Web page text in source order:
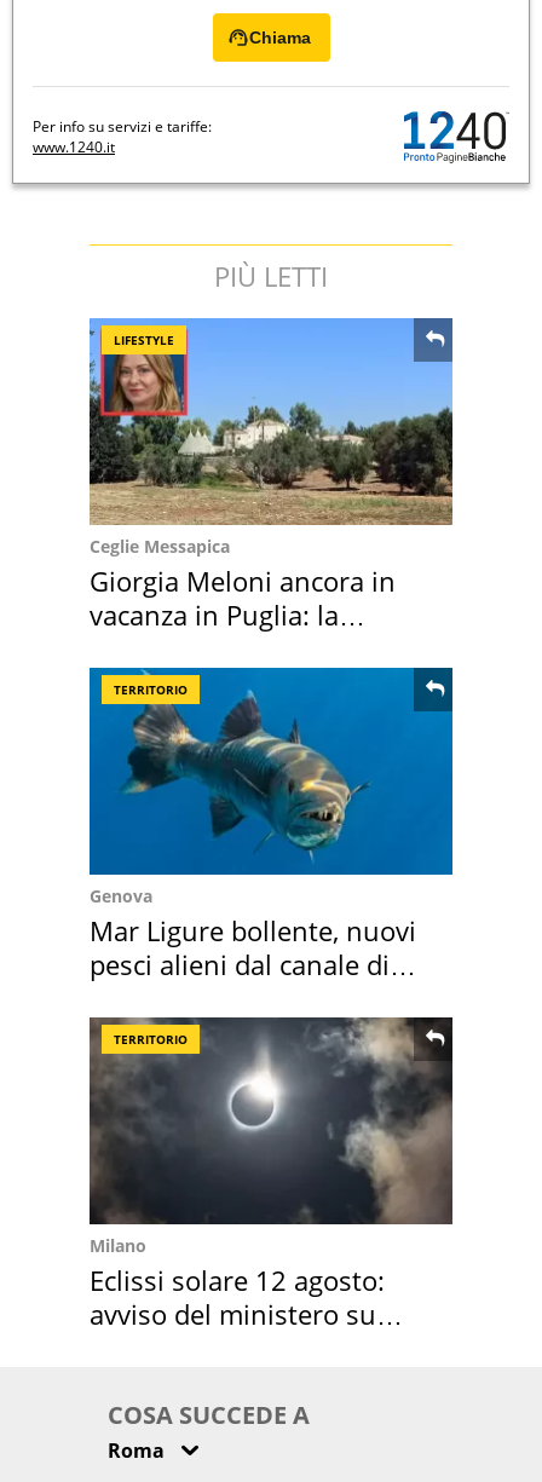
Chiama
Per info su servizi e tariffe:
www.1240.it
PIÙ LETTI
LIFESTYLE
Ceglie Messapica
Giorgia Meloni ancora in
vacanza in Puglia: la
TERRITORIO
Genova
Mar Ligure bollente, nuovi
pesci alieni dal canale di
TERRITORIO
Milano
Eclissi solare 12 agosto:
avviso del ministero su